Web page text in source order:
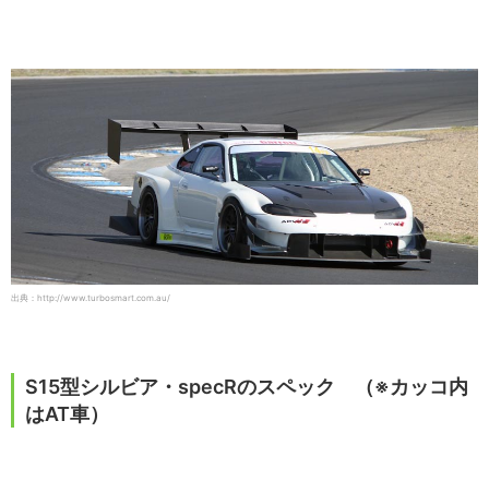
出典：http://www.turbosmart.com.au/
S15型シルビア・specRのスペック （※カッコ内
はAT車）